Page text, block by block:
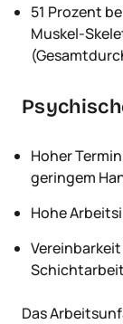
51 Prozent
Muskel-
Hoher
geringem
Hohe
Das